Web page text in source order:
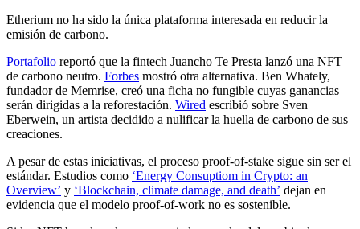
Etherium no ha sido la única plataforma interesada en reducir la
emisión de carbono.
Portafolio reportó que la fintech Juancho Te Presta lanzó una NFT
de carbono neutro. Forbes mostró otra alternativa. Ben Whately,
fundador de Memrise, creó una ficha no fungible cuyas ganancias
serán dirigidas a la reforestación. Wired escribió sobre Sven
Eberwein, un artista decidido a nulificar la huella de carbono de sus
creaciones.
A pesar de estas iniciativas, el proceso proof-of-stake sigue sin ser el
estándar. Estudios como ‘Energy Consuptiom in Crypto: an
Overview’ y ‘Blockchain, climate damage, and death’ dejan en
evidencia que el modelo proof-of-work no es sostenible.